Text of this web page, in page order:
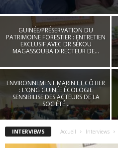
GUINÉE/PRÉSERVATION DU
PATRIMOINE FORESTIER : ENTRETIEN
EXCLUSIF AVEC DR SÉKOU
MAGASSOUBA DIRECTEUR DE...
ENVIRONNEMENT MARIN ET CÔTIER
: L’ONG GUINÉE ÉCOLOGIE
SENSIBILISE DES ACTEURS DE LA
SOCIÉTÉ...
INTERVIEWS Accueil Interviews